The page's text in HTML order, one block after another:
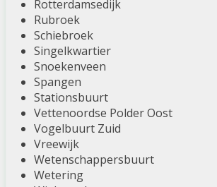
Rotterdamsedijk
Rubroek
Schiebroek
Singelkwartier
Snoekenveen
Spangen
Stationsbuurt
Vettenoordse Polder Oost
Vogelbuurt Zuid
Vreewijk
Wetenschappersbuurt
Wetering